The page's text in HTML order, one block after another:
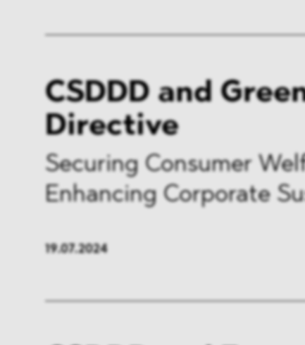
CSDDD and
Directive
Securing Consumer
Enhancing Corporate
19.07.2024